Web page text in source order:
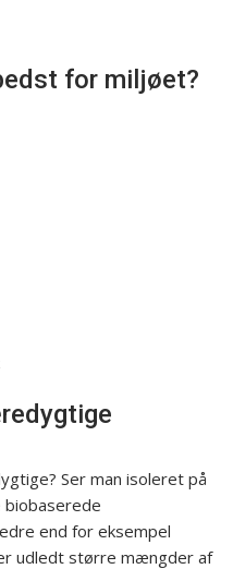
for miljøet?
Ser man isoleret på
end for eksempel
udledt større mængder af